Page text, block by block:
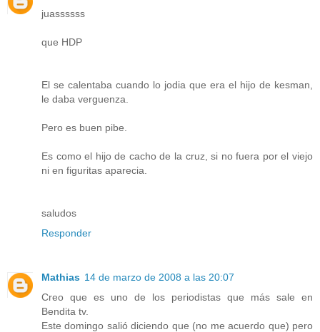
juassssss
que HDP
El se calentaba cuando lo jodia que era el hijo de kesman,
le daba verguenza.
Pero es buen pibe.
Es como el hijo de cacho de la cruz, si no fuera por el viejo
ni en figuritas aparecia.
saludos
Responder
Mathias 14 de marzo de 2008 a las 20:07
Creo que es uno de los periodistas que más sale en
Bendita tv.
Este domingo salió diciendo que (no me acuerdo que) pero